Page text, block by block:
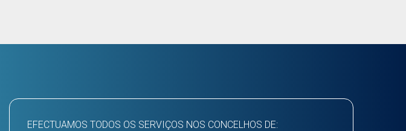
EFECTUAMOS TODOS OS SERVIÇOS NOS CONCELHOS DE: